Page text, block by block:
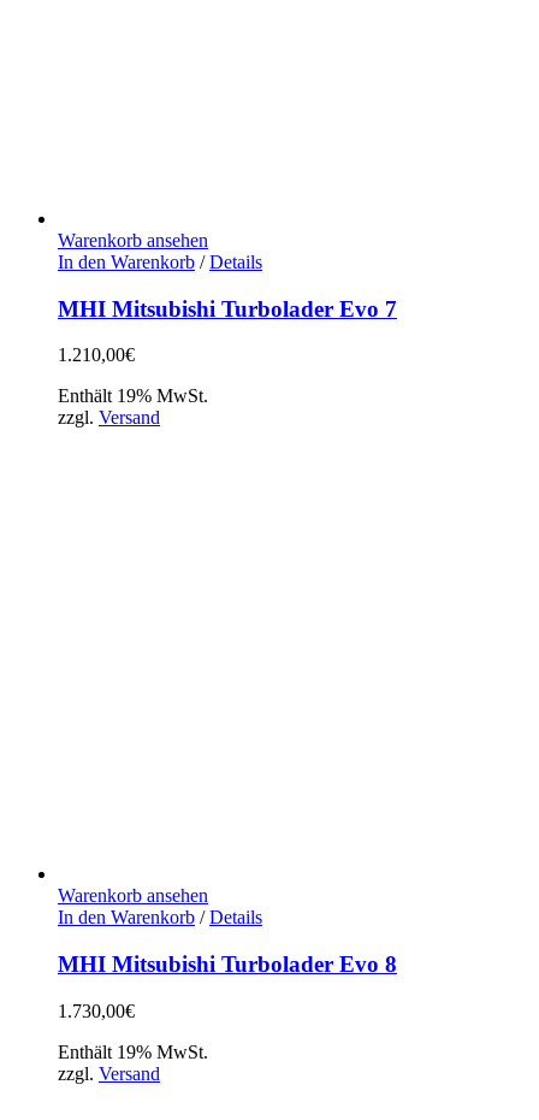
Warenkorb ansehen
In den Warenkorb / Details
MHI Mitsubishi Turbolader Evo 7
1.210,00€
Enthält 19% MwSt.
zzgl. Versand
Warenkorb ansehen
In den Warenkorb / Details
MHI Mitsubishi Turbolader Evo 8
1.730,00€
Enthält 19% MwSt.
zzgl. Versand